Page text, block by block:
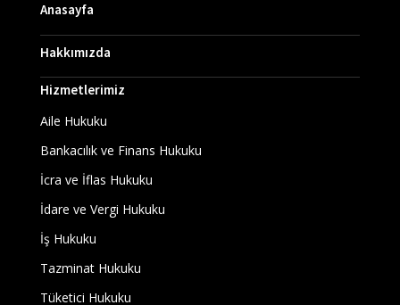
Anasayfa
Hakkımızda
Hizmetlerimiz
Aile Hukuku
Bankacılık ve Finans Hukuku
İcra ve İflas Hukuku
İdare ve Vergi Hukuku
İş Hukuku
Tazminat Hukuku
Tüketici Hukuku